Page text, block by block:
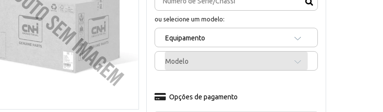
ou selecione um modelo:
Equipamento
Modelo
Opções de pagamento